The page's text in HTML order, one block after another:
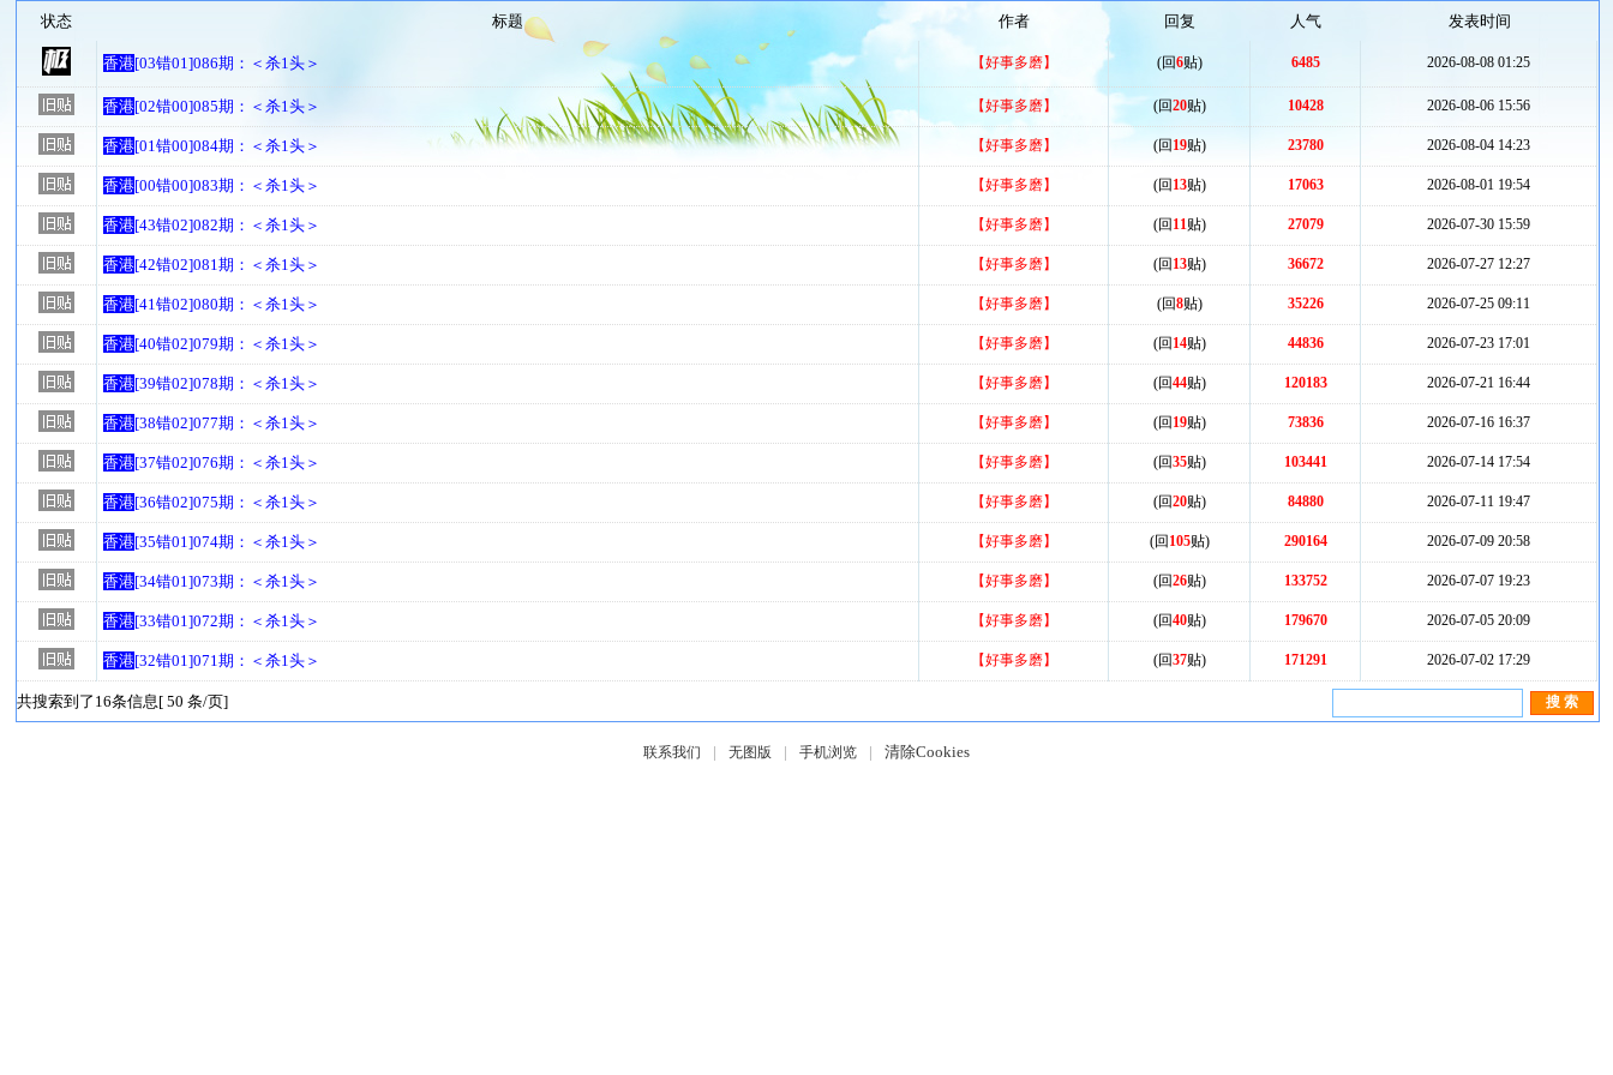
状态 标题 作者 回复 人气 发表时间
香港[03错01]086期：＜杀1头＞ 【好事多磨】 (回6贴) 6485 2026-08-08 01:25
香港[02错00]085期：＜杀1头＞ 【好事多磨】 (回20贴) 10428 2026-08-06 15:56
香港[01错00]084期：＜杀1头＞ 【好事多磨】 (回 19贴) 23780 2026-08-04 14:23
香港[00错00]083期：＜杀1头＞ 【好事多磨】 (回 13贴) 17063 2026-08-01 19:54
香港[43错02]082期：＜杀1头＞ 【好事多磨】 (回 11贴) 27079 2026-07-30 15:59
香港[42错02]081期：＜杀1头＞ 【好事多磨】 (回 13贴) 36672 2026-07-27 12:27
香港[41错02]080期：＜杀1头＞ 【好事多磨】 (回8贴) 35226 2026-07-25 09:11
香港[40错02]079期：＜杀1头＞ 【好事多磨】 (回 14贴) 44836 2026-07-23 17:01
香港[39错02]078期：＜杀1头＞ 【好事多磨】 (回44贴) 120183 2026-07-21 16:44
香港[38错02]077期：＜杀1头＞ 【好事多磨】 (回 19贴) 73836 2026-07-16 16:37
香港[37错02]076期：＜杀1头＞ 【好事多磨】 (回35贴) 103441 2026-07-14 17:54
香港[36错02]075期：＜杀1头＞ 【好事多磨】 (回20贴) 84880 2026-07-11 19:47
香港[35错01]074期：＜杀1头＞ 【好事多磨】 (回 105贴) 290164 2026-07-09 20:58
香港[34错01]073期：＜杀1头＞ 【好事多磨】 (回26贴) 133752 2026-07-07 19:23
香港[33错01]072期：＜杀1头＞ 【好事多磨】 (回40贴) 179670 2026-07-05 20:09
香港[32错01]071期：＜杀1头＞ 【好事多磨】 (回37贴) 171291 2026-07-02 17:29
共搜索到了16条信息[ 50 条/页]
联系我们 | 无图版 | 手机浏览 | 清除Cookies